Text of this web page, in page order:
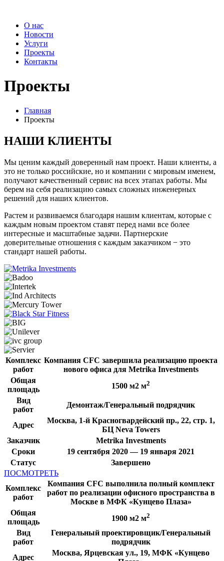
О нас
Новости
Услуги
Проекты
Контакты
Проекты
Главная
Проекты
НАШИ КЛИЕНТЫ
Мы ценим каждый доверенный нам проект. Наши клиенты, а
это не только российские, но и компании с мировым именем,
получают качественный сервис на всех этапах работы. Мы
берем на себя реализацию самых сложных инженерных
решений для наших клиентов.
Растем и развиваемся благодаря нашим клиентам, которые с
каждым новым проектом ставят перед нами все более
интересные и масштабные задачи. Партнерские
доверительные отношения с каждым заказчиком − это
стандарт нашей работы.
Комплекс
работ
Компания CFC завершила реализацию проекта
нового офиса для Metrika Investments
Общая
площадь
1500 м2 м2
Вид
работ
Демонтаж/Генеральный подрядчик
Адрес
Москва, 1-й Красногвардейский пр., 22, стр. 1,
БЦ Neva Towers
Заказчик
Metrika Investments
Сроки
19 сентября 2020 — 19 января 2021
Статус
Завершено
ПОСМОТРЕТЬ
Комплекс
работ
Компания CFC выполнила полный комплект
работ по реализации офисного пространства в
Москве в МФК «Кунцево Плаза»
Общая
площадь
1900 м2 м2
Вид
работ
Генеральный проектировщик/Генеральный
подрядчик
Адрес
Москва, Ярцевская ул., 19, МФК «Кунцево